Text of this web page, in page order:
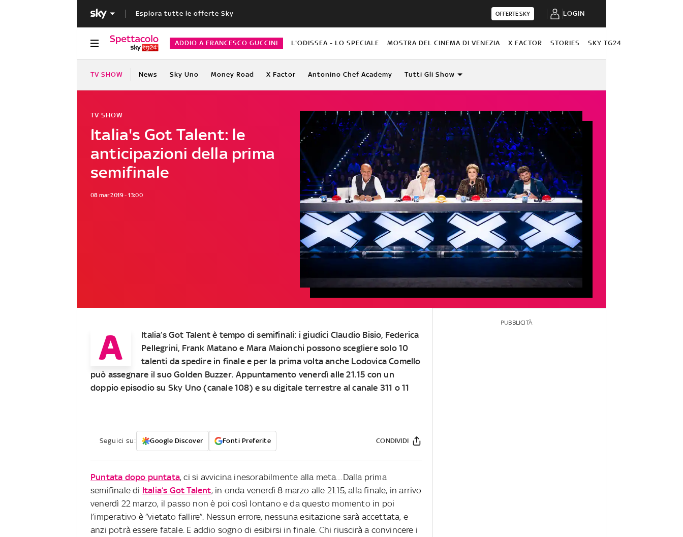
Esplora tutte le offerte Sky OFFERTE SKY LOGIN
ADDIO A FRANCESCO GUCCINI L'ODISSEA - LO SPECIALE MOSTRA DEL CINEMA DI VENEZIA X FACTOR STORIES SKY TG24
TV SHOW News Sky Uno Money Road X Factor Antonino Chef Academy Tutti Gli Show
Italia's Got Talent: le
anticipazioni della prima
semifinale
TV SHOW
08 mar 2019 - 13:00
A Italia’s Got Talent è tempo di semifinali: i giudici Claudio Bisio, Federica
Pellegrini, Frank Matano e Mara Maionchi possono scegliere solo 10
talenti da spedire in finale e per la prima volta anche Lodovica Comello
può assegnare il suo Golden Buzzer. Appuntamento venerdì alle 21.15 con un
doppio episodio su Sky Uno (canale 108) e su digitale terrestre al canale 311 o 11
Seguici su: Google Discover Fonti Preferite CONDIVIDI
Puntata dopo puntata, ci si avvicina inesorabilmente alla meta…Dalla prima
semifinale di Italia’s Got Talent, in onda venerdì 8 marzo alle 21.15, alla finale, in arrivo
venerdì 22 marzo, il passo non è poi così lontano e da questo momento in poi
l’imperativo è “vietato fallire”. Nessun errore, nessuna esitazione sarà accettata, e
anzi potrà essere fatale. E addio sogno di esibirsi in finale. Chi riuscirà a convincere i
PUBBLICITÀ